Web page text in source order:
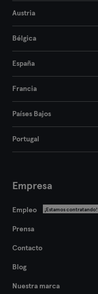
Austria
Bélgica
España
Francia
Países Bajos
Portugal
Empresa
Empleo ¡Estamos contratando!
Prensa
Contacto
Blog
Nuestra marca